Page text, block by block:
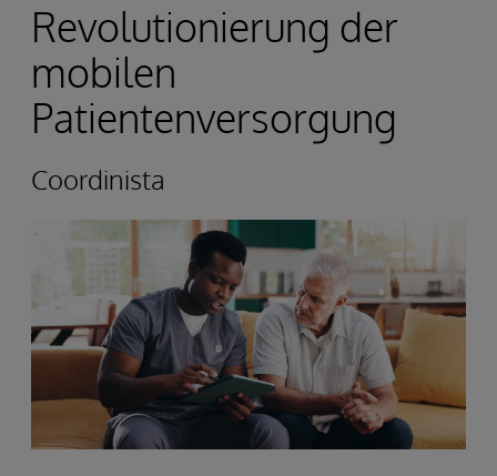
Revolutionierung der
mobilen
Patientenversorgung
Coordinista